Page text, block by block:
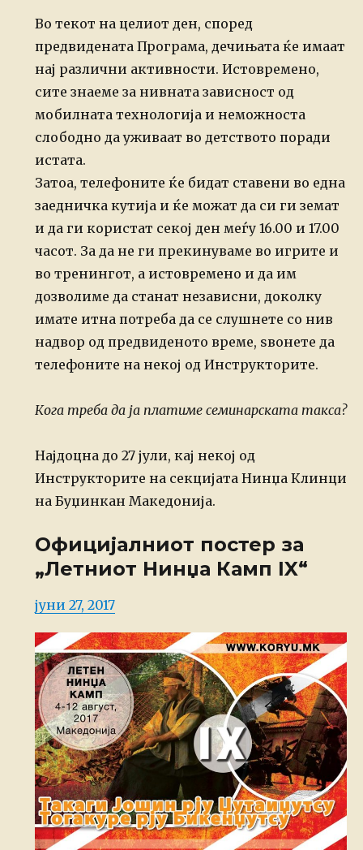
Во текот на целиот ден, според
предвидената Програма, дечињата ќе имаат
нај различни активности. Истовремено,
сите знаеме за нивната зависност од
мобилната технологија и неможноста
слободно да уживаат во детството поради
истата.
Затоа, телефоните ќе бидат ставени во една
заедничка кутија и ќе можат да си ги земат
и да ги користат секој ден меѓу 16.00 и 17.00
часот. За да не ги прекинуваме во игрите и
во тренингот, а истовремено и да им
дозволиме да станат независни, доколку
имате итна потреба да се слушнете со нив
надвор од предвиденото време, ѕвонете да
телефоните на некој од Инструкторите.
Кога треба да ја платиме семинарската такса?
Најдоцна до 27 јули, кај некој од
Инструкторите на секцијата Нинџа Клинци
на Буџинкан Македонија.
Официјалниот постер за
„Летниот Нинџа Камп IX“
Posted
јуни 27, 2017